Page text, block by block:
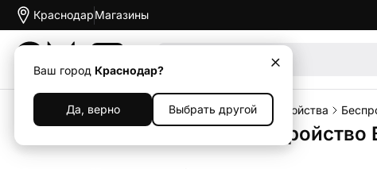
Краснодар
Ваш город Краснодар?
Да, верно Выбрать другой
Магазины
Каталог Аксессуары Зарядные устройства
Беспроводное зарядное